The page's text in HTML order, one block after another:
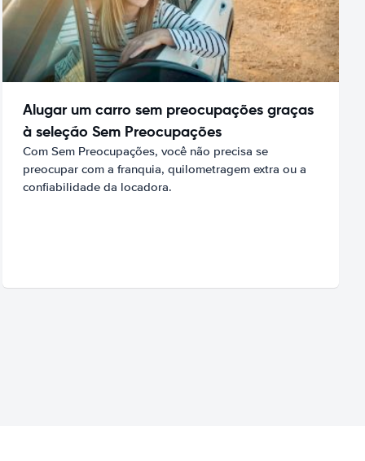
Alugar um carro sem preocupações graças
à seleção Sem Preocupações
Com Sem Preocupações, você não precisa se
preocupar com a franquia, quilometragem extra ou a
confiabilidade da locadora.